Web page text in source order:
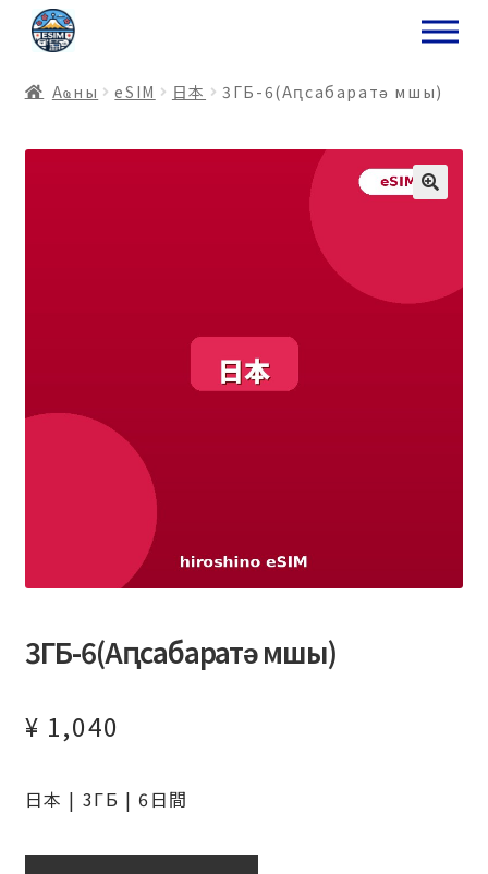
ナ
ビ
ー
ョ
コ
ン
ン
ス
Аҩны еSIM 日本 3ГБ-6(Аԥсабаратә мшы)
3ГБ-6(Аԥсабаратә мшы)
¥ 1,040
日本 | 3ГБ | 6日間